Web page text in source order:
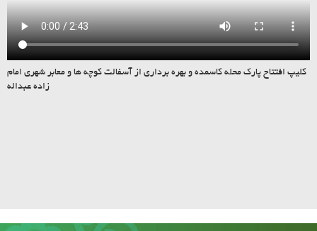
کلیپ افتتاح پارک محله کاسمده و بهره برداری از آسفالت کوچه ها و معابر شهری امام
زاده عبداله